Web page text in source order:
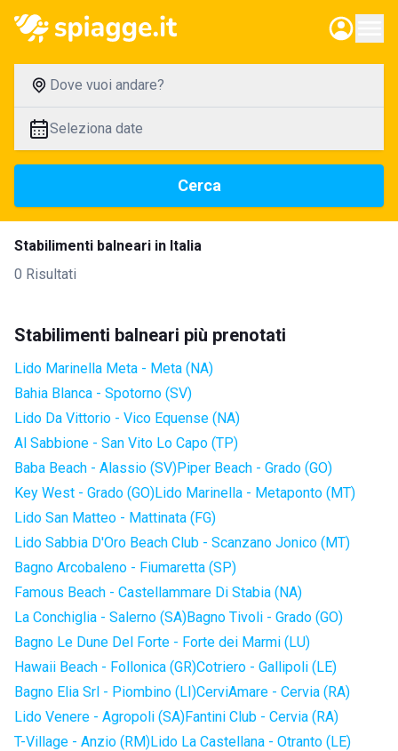
Dove vuoi andare?
Seleziona date
Cerca
Stabilimenti balneari in Italia
0 Risultati
Stabilimenti balneari più prenotati
Lido Marinella Meta - Meta (NA)
Bahia Blanca - Spotorno (SV)
Lido Da Vittorio - Vico Equense (NA)
Al Sabbione - San Vito Lo Capo (TP)
Baba Beach - Alassio (SV)Piper Beach - Grado (GO)
Key West - Grado (GO)Lido Marinella - Metaponto (MT)
Lido San Matteo - Mattinata (FG)
Lido Sabbia D'Oro Beach Club - Scanzano Jonico (MT)
Bagno Arcobaleno - Fiumaretta (SP)
Famous Beach - Castellammare Di Stabia (NA)
La Conchiglia - Salerno (SA)Bagno Tivoli - Grado (GO)
Bagno Le Dune Del Forte - Forte dei Marmi (LU)
Hawaii Beach - Follonica (GR)Cotriero - Gallipoli (LE)
Bagno Elia Srl - Piombino (LI)CerviAmare - Cervia (RA)
Lido Venere - Agropoli (SA)Fantini Club - Cervia (RA)
T-Village - Anzio (RM)Lido La Castellana - Otranto (LE)